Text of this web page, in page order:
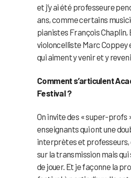
et j’y ai été professeure
ans, comme certains
pianistes François Chaplin,
violoncelliste Marc Coppey
qui aiment y venir et y
Comment s’articulent
Festival ?
On invite des « super-profs
enseignants qui ont une
interprètes et professeurs,
sur la transmission mais
de jouer. Et je façonne la